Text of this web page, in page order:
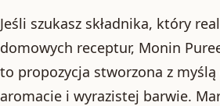
Jeśli szukasz składnika, który
domowych receptur, Monin
to propozycja stworzona z
aromacie i wyrazistej barwie.